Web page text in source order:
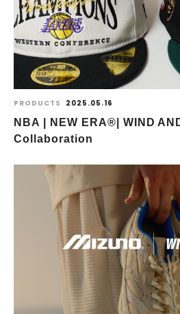
PRODUCTS 2025.05.16
NBA | NEW ERA®| WIND
Collaboration